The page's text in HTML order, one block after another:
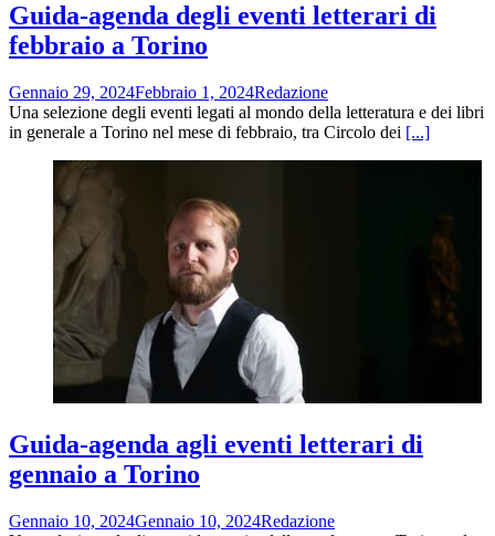
Guida-agenda degli eventi letterari di
febbraio a Torino
Gennaio 29, 2024Febbraio 1, 2024Redazione
Una selezione degli eventi legati al mondo della letteratura e dei libri
in generale a Torino nel mese di febbraio, tra Circolo dei [...]
Guida-agenda agli eventi letterari di
gennaio a Torino
Gennaio 10, 2024Gennaio 10, 2024Redazione